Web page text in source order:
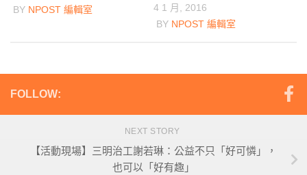
BY NPOST 編輯室
4 1 月, 2016
BY NPOST 編輯室
FOLLOW:
NEXT STORY
【活動現場】三明治工謝若琳：公益不只「好可憐」，
也可以「好有趣」